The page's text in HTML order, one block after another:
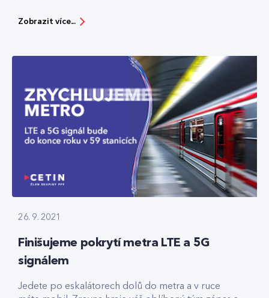
Zobrazit více...
26. 9. 2021
Finišujeme pokrytí metra LTE a 5G
signálem
Jedete po eskalátorech dolů do metra a v ruce